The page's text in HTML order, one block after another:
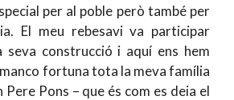
per al poble però també per
El meu rebesavi va participar
seva construcció i aquí ens hem
fortuna tota la meva família
Pere Pons – que és com es deia el